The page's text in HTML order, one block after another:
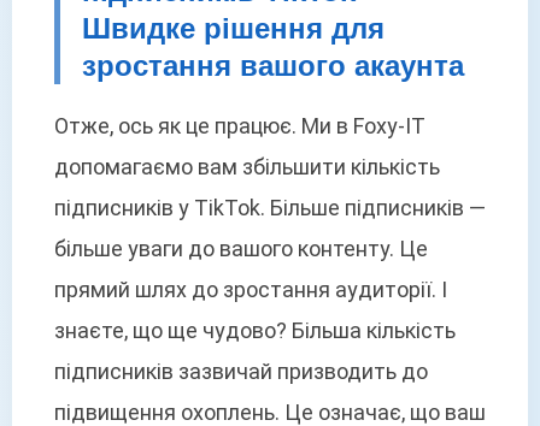
Швидке рішення для
зростання вашого акаунта
Отже, ось як це працює. Ми в Foxy-IT
допомагаємо вам збільшити кількість
підписників у TikTok. Більше підписників —
більше уваги до вашого контенту. Це
прямий шлях до зростання аудиторії. І
знаєте, що ще чудово? Більша кількість
підписників зазвичай призводить до
підвищення охоплень. Це означає, що ваш